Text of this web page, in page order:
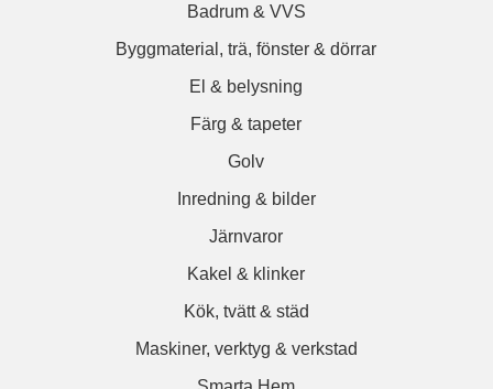
Badrum & VVS
Byggmaterial, trä, fönster & dörrar
El & belysning
Färg & tapeter
Golv
Inredning & bilder
Järnvaror
Kakel & klinker
Kök, tvätt & städ
Maskiner, verktyg & verkstad